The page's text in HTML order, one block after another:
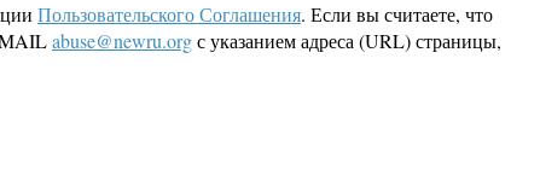
Пользовательского Соглашения. Если вы считаете, что
abuse@newru.orgс указанием адреса (URL) страницы,